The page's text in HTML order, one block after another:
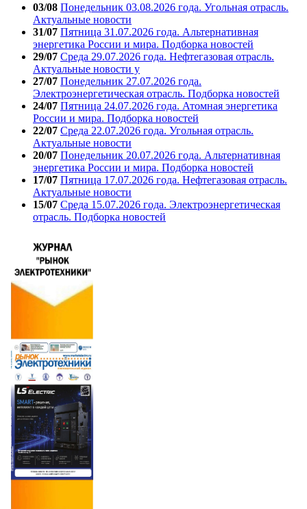
03/08 Понедельник 03.08.2026 года. Угольная отрасль.
Актуальные новости
31/07 Пятница 31.07.2026 года. Альтернативная
энергетика России и мира. Подборка новостей
29/07 Среда 29.07.2026 года. Нефтегазовая отрасль.
Актуальные новости у
27/07 Понедельник 27.07.2026 года.
Электроэнергетическая отрасль. Подборка новостей
24/07 Пятница 24.07.2026 года. Атомная энергетика
России и мира. Подборка новостей
22/07 Среда 22.07.2026 года. Угольная отрасль.
Актуальные новости
20/07 Понедельник 20.07.2026 года. Альтернативная
энергетика России и мира. Подборка новостей
17/07 Пятница 17.07.2026 года. Нефтегазовая отрасль.
Актуальные новости
15/07 Среда 15.07.2026 года. Электроэнергетическая
отрасль. Подборка новостей